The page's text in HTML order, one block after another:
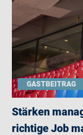
GASTBEITRAG
Stärken
richtige Job